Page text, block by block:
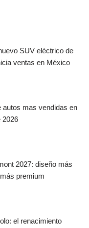
SUV eléctrico de
ventas en México
autos mas vendidas en
2026
2027: diseño más
premium
el renacimiento